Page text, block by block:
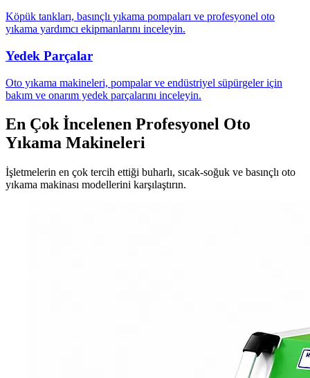
Köpük tankları, basınçlı yıkama pompaları ve profesyonel oto
yıkama yardımcı ekipmanlarını inceleyin.
Yedek Parçalar
Oto yıkama makineleri, pompalar ve endüstriyel süpürgeler için
bakım ve onarım yedek parçalarını inceleyin.
En Çok İncelenen Profesyonel Oto
Yıkama Makineleri
İşletmelerin en çok tercih ettiği buharlı, sıcak-soğuk ve basınçlı oto
yıkama makinası modellerini karşılaştırın.